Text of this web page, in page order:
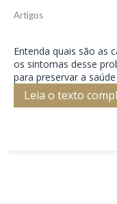
Artigos
Entenda quais são as
os sintomas desse
para preservar a
Leia o texto